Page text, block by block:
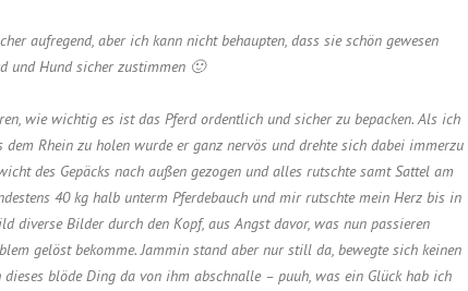
aufregend, aber ich kann nicht behaupten, dass sie schön gewesen
und Hund sicher zustimmen 🙂
wie wichtig es ist das Pferd ordentlich und sicher zu bepacken. Als ich
Rhein zu holen wurde er ganz nervös und drehte sich dabei immerzu
des Gepäcks nach außen gezogen und alles rutschte samt Sattel am
40 kg halb unterm Pferdebauch und mir rutschte mein Herz bis in
diverse Bilder durch den Kopf, aus Angst davor, was nun passieren
gelöst bekomme. Jammin stand aber nur still da, bewegte sich keinen
blöde Ding da von ihm abschnalle – puuh, was ein Glück hab ich